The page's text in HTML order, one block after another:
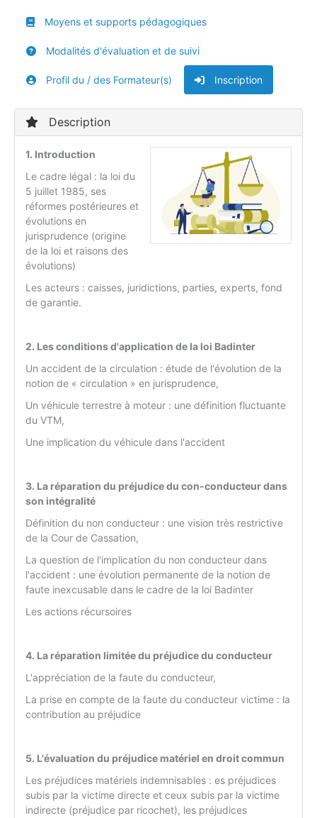
Moyens et supports pédagogiques
Modalités d'évaluation et de suivi
Profil du / des Formateur(s) Inscription
Description
1. Introduction
Le cadre légal : la loi du
5 juillet 1985, ses
réformes postérieures et
évolutions en
jurisprudence (origine
de la loi et raisons des
évolutions)
Les acteurs : caisses, juridictions, parties, experts, fond
de garantie.
2. Les conditions d'application de la loi Badinter
Un accident de la circulation : étude de l'évolution de la
notion de « circulation » en jurisprudence,
Un véhicule terrestre à moteur : une définition fluctuante
du VTM,
Une implication du véhicule dans l'accident
3. La réparation du préjudice du con-conducteur dans
son intégralité
Définition du non conducteur : une vision très restrictive
de la Cour de Cassation,
La question de l'implication du non conducteur dans
l'accident : une évolution permanente de la notion de
faute inexcusable dans le cadre de la loi Badinter
Les actions récursoires
4. La réparation limitée du préjudice du conducteur
L'appréciation de la faute du conducteur,
La prise en compte de la faute du conducteur victime : la
contribution au préjudice
5. L'évaluation du préjudice matériel en droit commun
Les préjudices matériels indemnisables : es préjudices
subis par la victime directe et ceux subis par la victime
indirecte (préjudice par ricochet), les préjudices